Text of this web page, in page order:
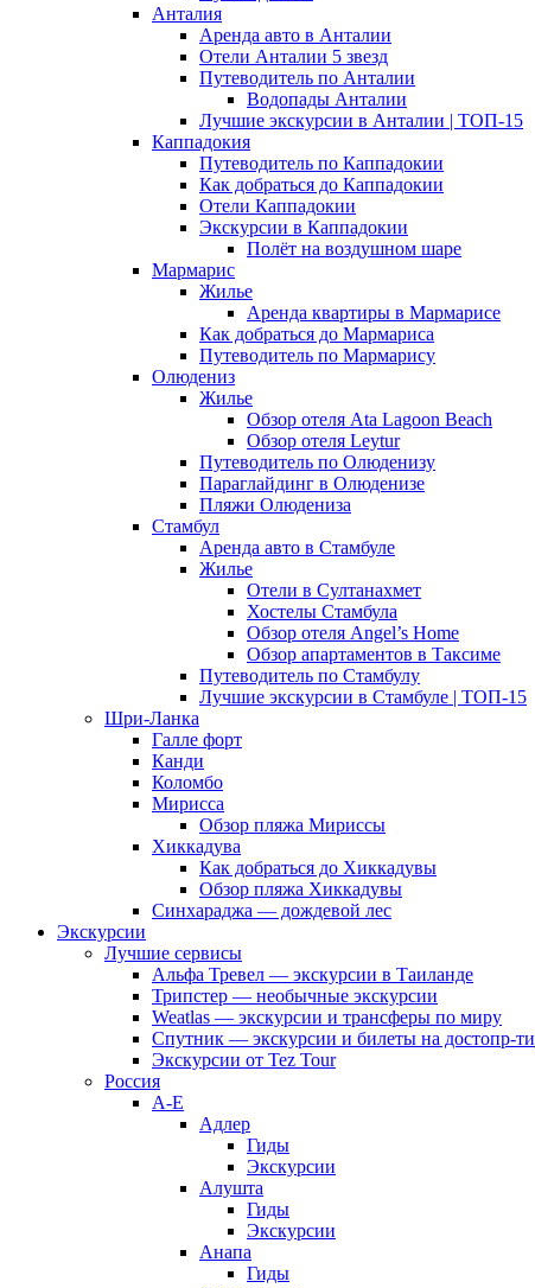
Анталия
Аренда авто в Анталии
Отели Анталии 5 звезд
Путеводитель по Анталии
Водопады Анталии
Лучшие экскурсии в Анталии | ТОП-15
Каппадокия
Путеводитель по Каппадокии
Как добраться до Каппадокии
Отели Каппадокии
Экскурсии в Каппадокии
Полёт на воздушном шаре
Мармарис
Жилье
Аренда квартиры в Мармарисе
Как добраться до Мармариса
Путеводитель по Мармарису
Олюдениз
Жилье
Обзор отеля Ata Lagoon Beach
Обзор отеля Leytur
Путеводитель по Олюденизу
Параглайдинг в Олюденизе
Пляжи Олюдениза
Стамбул
Аренда авто в Стамбуле
Жилье
Отели в Султанахмет
Хостелы Стамбула
Обзор отеля Angel’s Home
Обзор апартаментов в Таксиме
Путеводитель по Стамбулу
Лучшие экскурсии в Стамбуле | ТОП-15
Шри-Ланка
Галле форт
Канди
Коломбо
Мирисса
Обзор пляжа Мириссы
Хиккадува
Как добраться до Хиккадувы
Обзор пляжа Хиккадувы
Синхараджа — дождевой лес
Экскурсии
Лучшие сервисы
Альфа Тревел — экскурсии в Таиланде
Трипстер — необычные экскурсии
Weatlas — экскурсии и трансферы по миру
Спутник — экскурсии и билеты на достопр-ти
Экскурсии от Tez Tour
Россия
А-Е
Адлер
Гиды
Экскурсии
Алушта
Гиды
Экскурсии
Анапа
Гиды